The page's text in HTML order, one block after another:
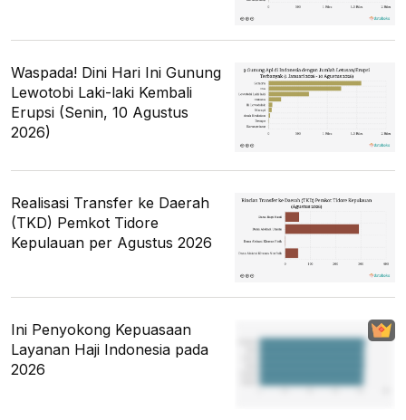
Waspada! Dini Hari Ini Gunung
Lewotobi Laki-laki Kembali
Erupsi (Senin, 10 Agustus
2026)
Realisasi Transfer ke Daerah
(TKD) Pemkot Tidore
Kepulauan per Agustus 2026
Ini Penyokong Kepuasaan
Layanan Haji Indonesia pada
2026